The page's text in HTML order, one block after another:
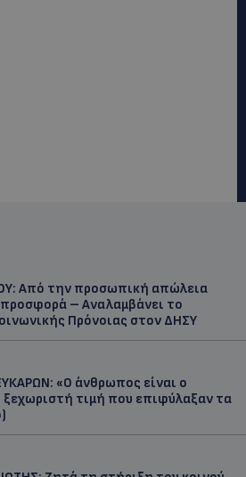
Από την προσωπική απώλεια
– Αναλαμβάνει το
Πρόνοιας στον ΔΗΣΥ
«Ο άνθρωπος είναι ο
ξεχωριστή τιμή που επιφύλαξαν τα